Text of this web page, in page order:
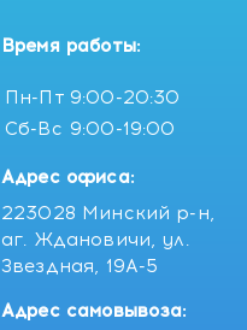
Время работы:
Пн-Пт 9:00-20:30
Сб-Вс 9:00-19:00
Адрес офиса:
223028 Минский р-н,
аг. Ждановичи, ул.
Звездная, 19А-5
Адрес самовывоза: